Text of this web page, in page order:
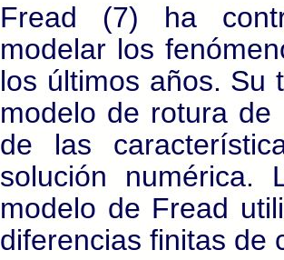
Fread (7) ha
modelar los
los últimos años. Su
modelo de rotura
de las
solución numérica.
modelo de Fread
diferencias finitas de